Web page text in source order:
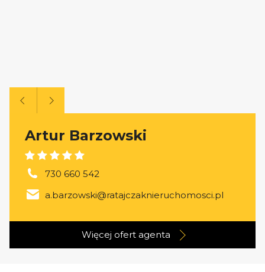
Artur Barzowski
730 660 542
a.barzowski@ratajczaknieruchomosci.pl
Więcej ofert agenta